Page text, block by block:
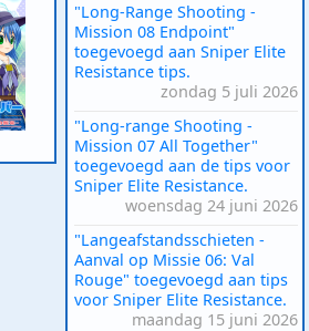
"Long-Range Shooting -
Mission 08 Endpoint"
toegevoegd aan Sniper Elite
Resistance tips.
zondag 5 juli 2026
"Long-range Shooting -
Mission 07 All Together"
toegevoegd aan de tips voor
Sniper Elite Resistance.
woensdag 24 juni 2026
"Langeafstandsschieten -
Aanval op Missie 06: Val
Rouge" toegevoegd aan tips
voor Sniper Elite Resistance.
maandag 15 juni 2026